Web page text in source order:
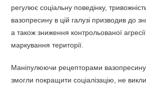
регулює соціальну поведінку,
вазопресину в цій галузі призводив до
а також зниження контрольованої
маркування території.
Маніпулюючи рецепторами
змогли покращити соціалізацію, не